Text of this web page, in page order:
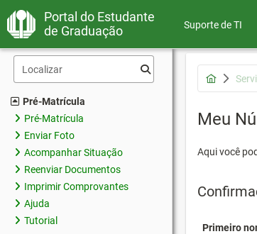
Portal do Estudante
de Graduação
Suporte de TI
Pré-Matrícula
Pré-Matrícula
Enviar Foto
Acompanhar Situação
Reenviar Documentos
Imprimir Comprovantes
Ajuda
Tutorial
Meu
Aqui você
Primeiro